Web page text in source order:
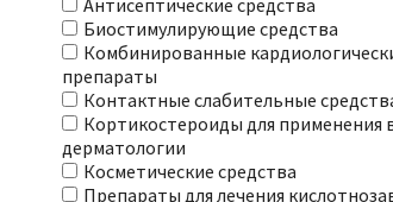
Антисептические средства
Биостимулирующие средства
Комбинированные
препараты
Контактные слабительные
Кортикостероиды для применения
дерматологии
Косметические средства
Препараты для лечения